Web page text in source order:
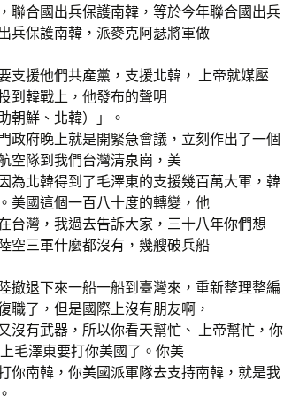
聯合國出兵保護南韓，等於今年聯合國出兵
兵保護南韓，派麥克阿瑟將軍做
支援他們共產黨，支援北韓， 上帝就媒壓
到韓戰上，他發布的聲明
朝鮮、北韓）」。
政府晚上就是開緊急會議，立刻作出了一個
空隊到我們台灣清泉崗，美
為北韓得到了毛澤東的支援幾百萬大軍，韓
美國這個一百八十度的轉變，他
台灣，我過去告訴大家，三十八年你們想
空三軍什麼都沒有，幾艘破兵船
撤退下來一船一船到臺灣來，重新整理整編
職了，但是國際上沒有朋友啊，
沒有武器，所以你看天幫忙、 上帝幫忙，你
毛澤東要打你美國了。你美
你南韓，你美國派軍隊去支持南韓，就是我